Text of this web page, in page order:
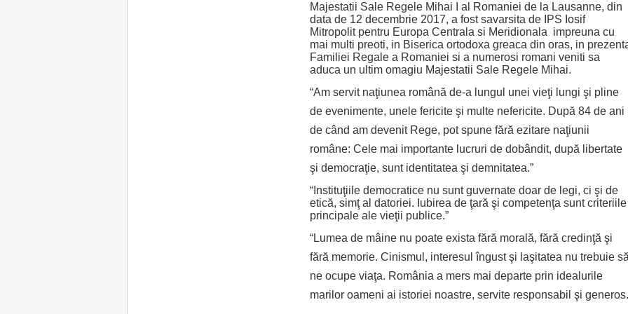
Majestatii Sale Regele Mihai I al Romaniei de la Lausanne, din
data de 12 decembrie 2017, a fost savarsita de IPS Iosif
Mitropolit pentru Europa Centrala si Meridionala impreuna cu
mai multi preoti, in Biserica ortodoxa greaca din oras, in
Familiei Regale a Romaniei si a numerosi romani veniti sa
aduca un ultim omagiu Majestatii Sale Regele Mihai.
“Am servit naţiunea română de-a lungul unei vieţi lungi şi pline
de evenimente, unele fericite şi multe nefericite. După 84 de ani
de când am devenit Rege, pot spune fără ezitare naţiunii
române: Cele mai importante lucruri de dobândit, după libertate
şi democraţie, sunt identitatea şi demnitatea.”
“Instituţiile democratice nu sunt guvernate doar de legi, ci şi de
etică, simţ al datoriei. Iubirea de ţară şi competenţa sunt criteriile
principale ale vieţii publice.”
“Lumea de mâine nu poate exista fără morală, fără credinţă şi
fără memorie. Cinismul, interesul îngust şi laşitatea nu trebuie să
ne ocupe viaţa. România a mers mai departe prin idealurile
marilor oameni ai istoriei noastre, servite responsabil şi